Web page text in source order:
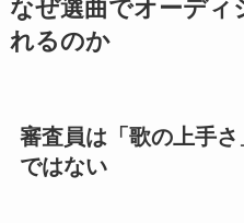
なぜ選曲でオーディ
れるのか
審査員は「歌の上手
ではない